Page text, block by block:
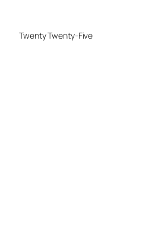
Twenty Twenty-Five